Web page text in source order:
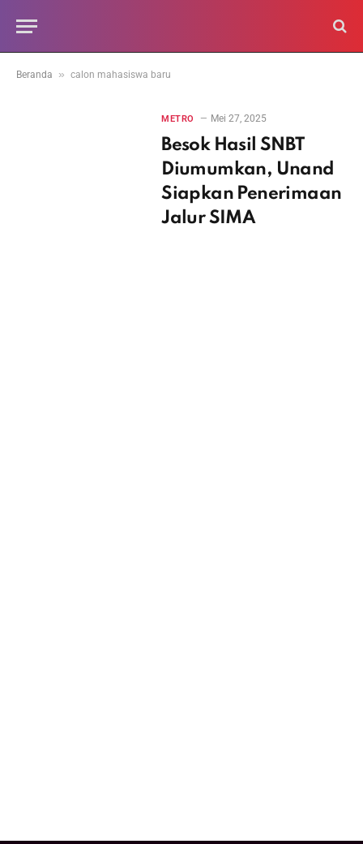
Beranda » calon mahasiswa baru
METRO Mei 27, 2025
Besok Hasil SNBT
Diumumkan, Unand
Siapkan Penerimaan
Jalur SIMA